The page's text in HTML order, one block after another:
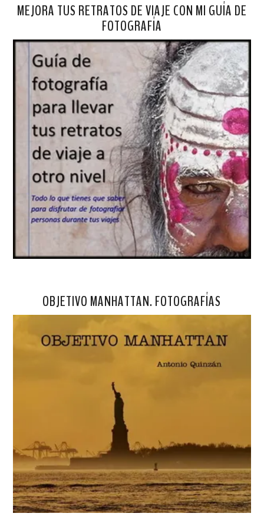
MEJORA TUS RETRATOS DE VIAJE CON MI GUÍA DE
FOTOGRAFÍA
OBJETIVO MANHATTAN. FOTOGRAFÍAS